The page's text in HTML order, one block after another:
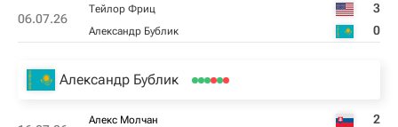
06.07.26
Тейлор Фриц 3
Александр Бублик 0
Александр Бублик
Алекс Молчан 2